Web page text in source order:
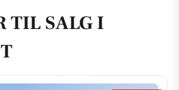
TIL SALG I